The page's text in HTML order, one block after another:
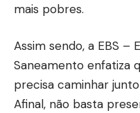
mais pobres.
Assim sendo, a EBS –
Saneamento enfatiza
precisa caminhar
Afinal, não basta